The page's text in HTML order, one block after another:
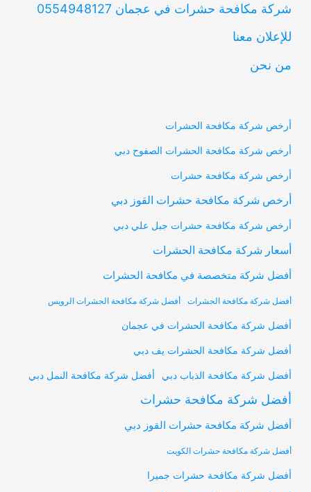
شركة مكافحة حشرات في عجمان 0554948127
للإعلان معنا
من نحن
أرخص شركة مكافحة الحشرات
أرخص شركة مكافحة الحشرات الصفوح دبي
أرخص شركة مكافحة حشرات
أرخص شركة مكافحة حشرات القوز دبي
أرخص شركة مكافحة حشرات جبل علي دبي
أسعار شركة مكافحة الحشرات
أفضل شركة متخصصة في مكافحة الحشرات
أفضل شركة مكافحة الحشرات أفضل شركة مكافحة الحشرات الرويس
أفضل شركة مكافحة الحشرات في عجمان
أفضل شركة مكافحة الحشرات يف دبي
أفضل شركة مكافحة الذباب دبي أفضل شركة مكافحة النمل دبي
أفضل شركة مكافحة حشرات
أفضل شركة مكافحة حشرات القوز دبي
أفضل شركة مكافحة حشرات الكويت
أفضل شركة مكافحة حشرات جميرا